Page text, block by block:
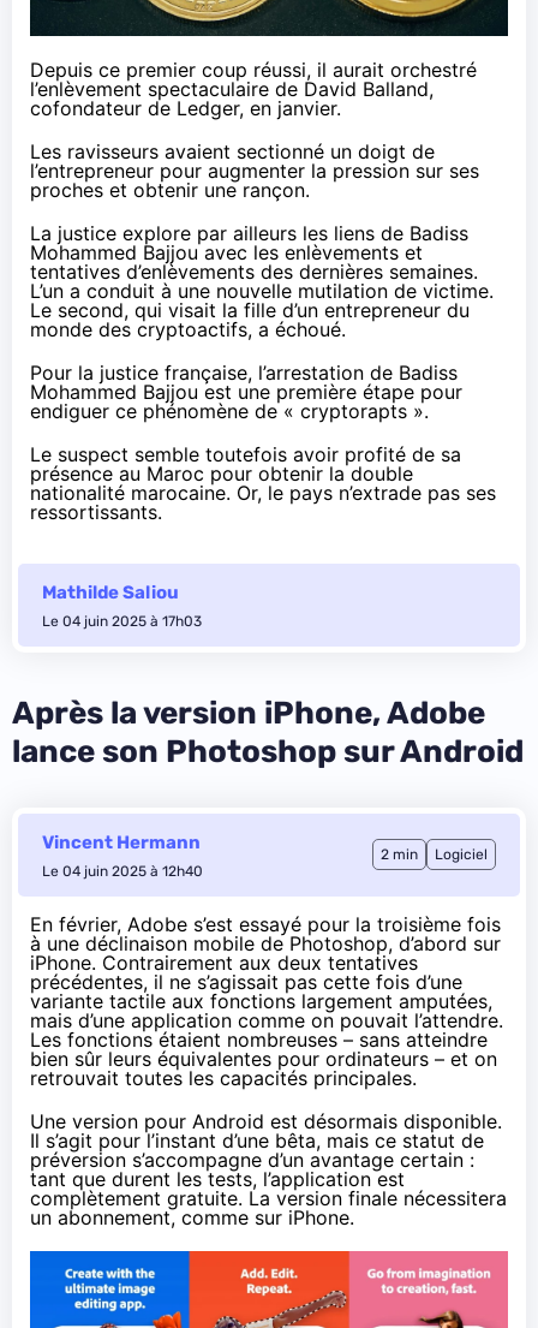
Depuis ce premier coup réussi, il aurait orchestré
l’enlèvement spectaculaire de David Balland,
cofondateur de Ledger, en janvier.
Les ravisseurs avaient sectionné un doigt de
l’entrepreneur pour augmenter la pression sur ses
proches et obtenir une rançon.
La justice explore par ailleurs les liens de Badiss
Mohammed Bajjou avec les enlèvements et
tentatives d’enlèvements des dernières semaines.
L’un a conduit à une nouvelle mutilation de victime.
Le second, qui visait la fille d’un entrepreneur du
monde des cryptoactifs, a échoué.
Pour la justice française, l’arrestation de Badiss
Mohammed Bajjou est une première étape pour
endiguer ce phénomène de « cryptorapts ».
Le suspect semble toutefois avoir profité de sa
présence au Maroc pour obtenir la double
nationalité marocaine. Or, le pays n’extrade pas ses
ressortissants.
Mathilde Saliou
Le 04 juin 2025 à 17h03
Après la version iPhone, Adobe
lance son Photoshop sur Android
Vincent Hermann
Le 04 juin 2025 à 12h40
2 min Logiciel
En février, Adobe s’est essayé pour la troisième fois
à une déclinaison mobile de Photoshop, d’abord sur
iPhone. Contrairement aux deux tentatives
précédentes, il ne s’agissait pas cette fois d’une
variante tactile aux fonctions largement amputées,
mais d’une application comme on pouvait l’attendre.
Les fonctions étaient nombreuses – sans atteindre
bien sûr leurs équivalentes pour ordinateurs – et on
retrouvait toutes les capacités principales.
Une version pour Android est désormais disponible.
Il s’agit pour l’instant d’une bêta, mais ce statut de
préversion s’accompagne d’un avantage certain :
tant que durent les tests, l’application est
complètement gratuite. La version finale nécessitera
un abonnement, comme sur iPhone.